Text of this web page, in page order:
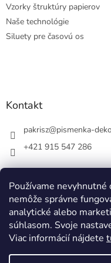
Používame
nemôže správne
analytické alebo
súhlasom. Svoje
Viac informácií nájdete
Vzorky štruktúry papierov
Naše technológie
Siluety pre časovú os
Kontakt
pakrisz@pismenka-
+421 915 547 286
Facebook